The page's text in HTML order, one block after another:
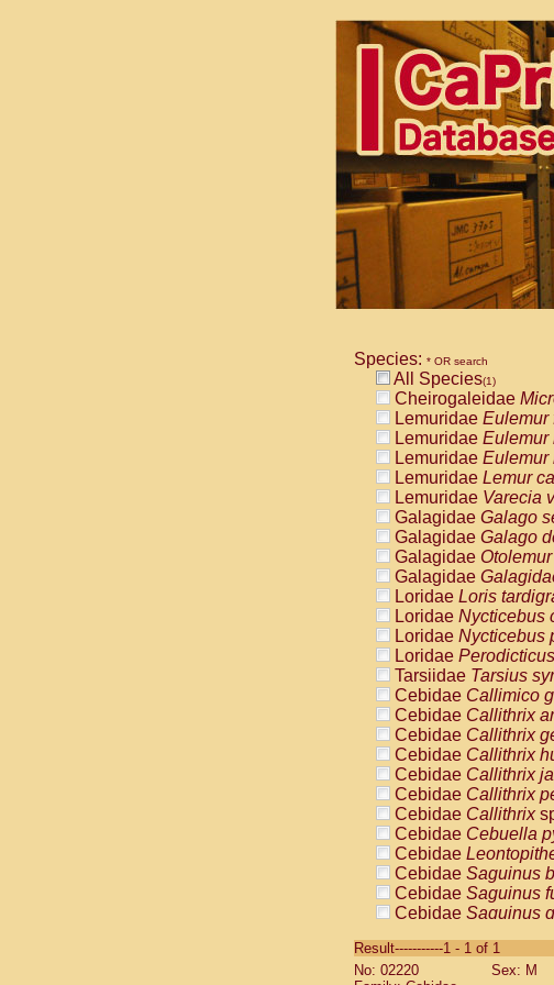
Species: * OR search
All Species(1)
Cheirogaleidae
Lemuridae Eulemur
Lemuridae Eulemur
Lemuridae Eulemur
Lemuridae Lemur
Lemuridae Varecia
Galagidae Galago
Galagidae Galago
Galagidae
Galagidae
Loridae Loris
Loridae Nycticebus
Loridae Nycticebus
Loridae
Tarsiidae Tarsius
Cebidae Callimico
Cebidae Callithrix
Cebidae Callithrix
Cebidae Callithrix
Cebidae Callithrix
Cebidae Callithrix
Cebidae Callithrix
Cebidae Cebuella
Cebidae
Cebidae Saguinus
Cebidae Saguinus
Cebidae Saguinus
CebidaeSaguinus
Cebidae Saguinus
Result-----------1 - 1 of 1
No: 02220
Sex: M